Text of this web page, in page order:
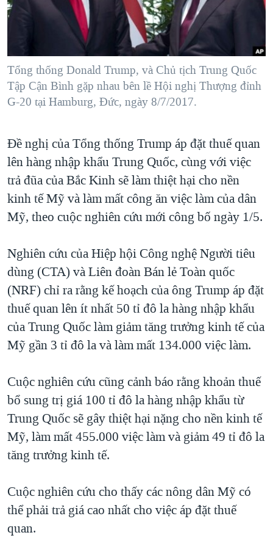
"Tìm"NGƯỜI VIỆT HẢI NGOẠI
KINH TẾ
KHOA HỌC
SỨC KHOẺ
THỂ THAO
GIÁO DỤC
TẠI
HÀNH TRÌNH BẦU CỬ 2024
MỘT NĂM CHIẾN TRANH TẠI DẢI GAZA
GIẢI MÃ VÀNH ĐAI & CON ĐƯỜNG
NGÀY TỊ NẠN THẾ GIỚI
CHI PHÍ CHIẾN TRANH AFGHANISTAN
CÁC GIÁ TRỊ CỘNG HÒA Ở VIỆT NAM
THƯỢNG ĐỈNH TRUMP-KIM TẠI VIỆT NAM
TRỊNH VĨNH BÌNH VS. CHÍNH PHỦ VIỆT NAM
BÊN KIA QUỐC LỘ: TIẾNG VỌNG TỪ NÔNG THÔN MỸ
QUAN HỆ VIỆT MỸ
VIDEO
MẠNG XÃ HỘI
Tổng thống Donald Trump, và Chủ tịch Trung Quốc
Tập Cận Bình gặp nhau bên lề Hội nghị Thượng đỉnh
G-20 tại Hamburg, Đức, ngày 8/7/2017.
Đề nghị của Tổng thống Trump áp đặt thuế quan
lên hàng nhập khẩu Trung Quốc, cùng với việc
trả đũa của Bắc Kinh sẽ làm thiệt hại cho nền
kinh tế Mỹ và làm mất công ăn việc làm của dân
Mỹ, theo cuộc nghiên cứu mới công bố ngày 1/5.
Nghiên cứu của Hiệp hội Công nghệ Người tiêu
dùng (CTA) và Liên đoàn Bán lẻ Toàn quốc
(NRF) chỉ ra rằng kế hoạch của ông Trump áp đặt
thuế quan lên ít nhất 50 tỉ đô la hàng nhập khẩu
của Trung Quốc làm giảm tăng trưởng kinh tế của
Mỹ gần 3 tỉ đô la và làm mất 134.000 việc làm.
Cuộc nghiên cứu cũng cảnh báo rằng khoản thuế
bổ sung trị giá 100 tỉ đô la hàng nhập khẩu từ
Trung Quốc sẽ gây thiệt hại nặng cho nền kinh tế
Mỹ, làm mất 455.000 việc làm và giảm 49 tỉ đô la
tăng trưởng kinh tế.
Cuộc nghiên cứu cho thấy các nông dân Mỹ có
thể phải trả giá cao nhất cho việc áp đặt thuế
quan.